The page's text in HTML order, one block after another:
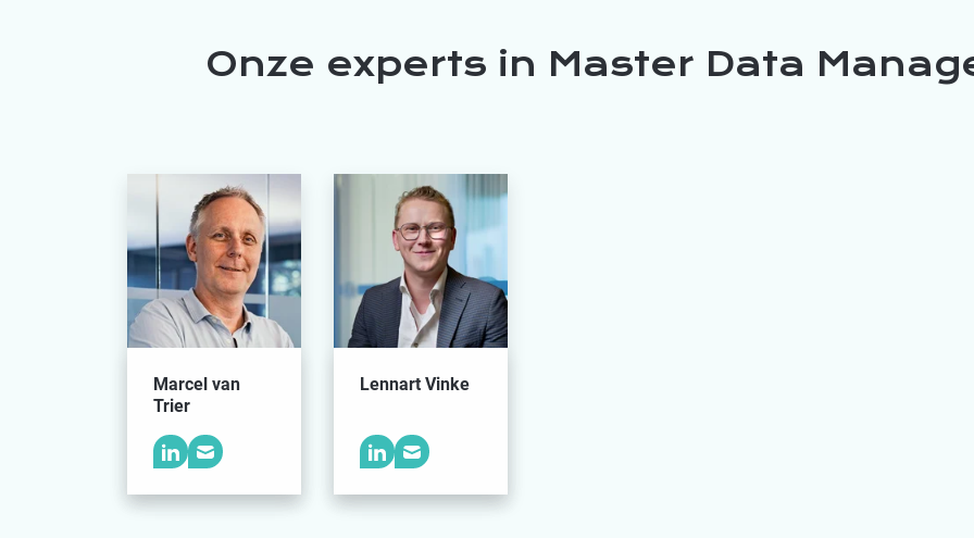
Onze experts in Master Data
Marcel van
Trier
Lennart Vinke